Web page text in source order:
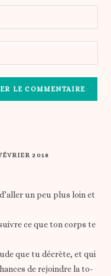
2018
un peu plus loin et
ce que ton corps te
que tu décrète, et qui
de rejoindre la to-